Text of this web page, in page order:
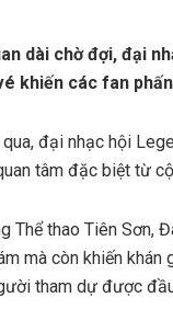
dài chờ đợi, đại
khiến các fan
qua, đại nhạc hội
tâm đặc biệt từ
Thể thao Tiên Sơn,
mà còn khiến khán
tham dự được